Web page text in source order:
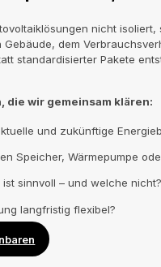
nicht
Gebäude, dem
standardisierter Pakete
die wir gemeinsam klären:
und zukünftige
Speicher, Wärmepumpe
sinnvoll – und welche nicht?
langfristig flexibel?